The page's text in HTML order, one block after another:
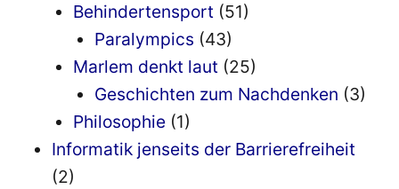
Behindertensport (51)
Paralympics (43)
Marlem denkt laut (25)
Geschichten zum Nachdenken (3)
Philosophie (1)
Informatik jenseits der Barrierefreiheit
(2)